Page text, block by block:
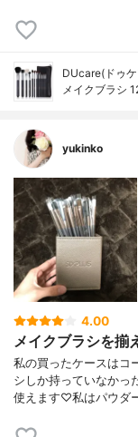
DUcare(ドゥ
メイクブラシ
yukinko
4.00
メイクブラシを揃
私の買ったケースはコ
シしか持っていなかっ
使えます♡私はパウダ